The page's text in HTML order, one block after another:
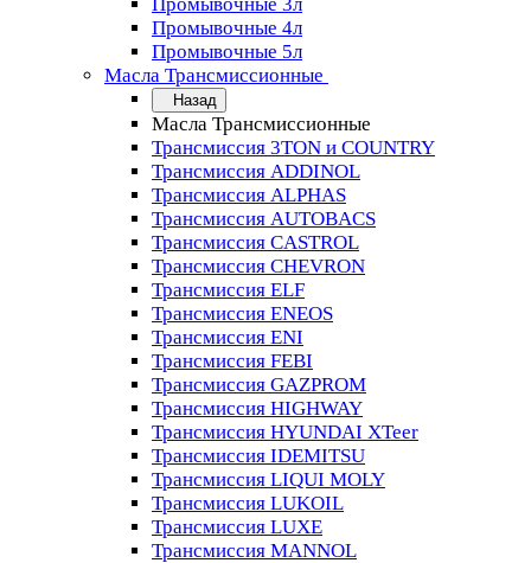
Промывочные 4л
Промывочные 5л
Масла Трансмиссионные
Назад
Масла Трансмиссионные
Трансмиссия 3TON и COUNTRY
Трансмиссия ADDINOL
Трансмиссия ALPHAS
Трансмиссия AUTOBACS
Трансмиссия CASTROL
Трансмиссия CHEVRON
Трансмиссия ELF
Трансмиссия ENEOS
Трансмиссия ENI
Трансмиссия FEBI
Трансмиссия GAZPROM
Трансмиссия HIGHWAY
Трансмиссия HYUNDAI XTeer
Трансмиссия IDEMITSU
Трансмиссия LIQUI MOLY
Трансмиссия LUKOIL
Трансмиссия LUXE
Трансмиссия MANNOL